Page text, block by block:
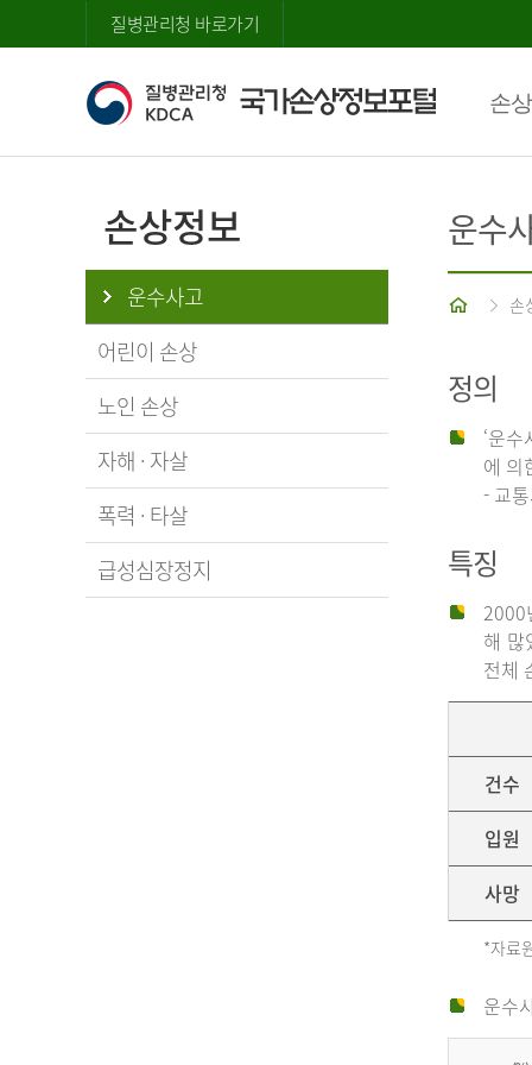
질병관리청 바로가기
손
손상정보
운수사고
어린이 손상
노인 손상
자해 · 자살
폭력 · 타살
급성심장정지
운수
홈 손
정의
‘운
에 의
- 교
특징
2000
해 많
전체
건수
입원
사망
*자료
운수